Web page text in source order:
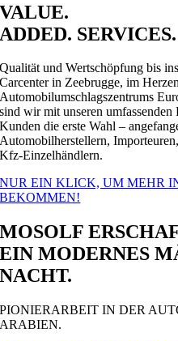
VALUE.
ADDED. SERVICES.
Qualität und Wertschöpfung bis
Carcenter in Zeebrugge, im
Automobilumschlagszentrums
sind wir mit unseren
Kunden die erste Wahl –
Automobilherstellern,
Kfz-Einzelhändlern.
NUR EIN KLICK, UM MEHR
BEKOMMEN!
MOSOLF
EIN MODERNES
NACHT.
PIONIERARBEIT IN DER
ARABIEN.